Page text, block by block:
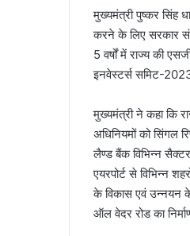
मुख्यमंत्री पुष्कर सिंह
करने के लिए सरकार
5 वर्षों में राज्य की
इनवेस्टर्स समिट-
मुख्यमंत्री ने कहा कि
अधिनियमों को सिंगल
लैण्ड बैंक विभिन्न
एयरपोर्ट से विभिन्न
के विकास एवं उन्नयन के
ऑल वेदर रोड का